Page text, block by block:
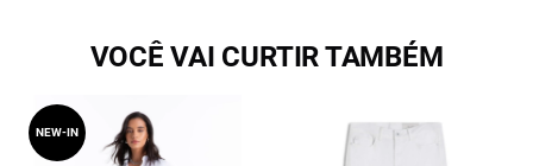
VOCÊ VAI CURTIR TAMBÉM
NEW-IN